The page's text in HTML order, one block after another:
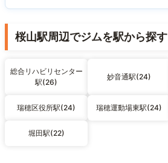
桜山駅周辺でジムを駅から探す
総合リハビリセンター
駅(26)
妙音通駅(24)
瑞穂区役所駅(24) 瑞穂運動場東駅(24)
堀田駅(22)